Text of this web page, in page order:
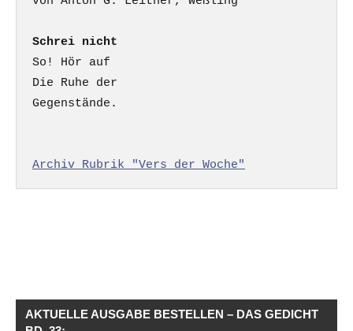
Schrei nicht
So! Hör auf
Die Ruhe der
Gegenstände.
Archiv Rubrik "Vers der Woche"
AKTUELLE AUSGABE BESTELLEN – DAS GEDICHT